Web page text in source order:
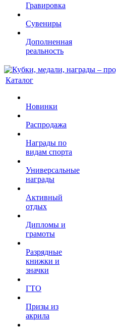
Гравировка
Сувениры
Дополненная
реальность
Каталог
Новинки
Распродажа
Награды по
видам спорта
Универсальные
награды
Активный
отдых
Дипломы и
грамоты
Разрядные
книжки и
значки
ГТО
Призы из
акрила